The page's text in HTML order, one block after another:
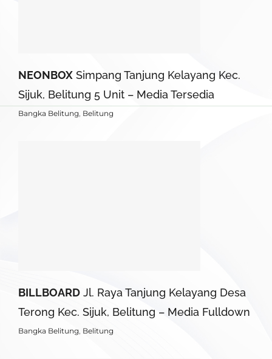
NEONBOX Simpang Tanjung Kelayang Kec.
Sijuk, Belitung 5 Unit – Media Tersedia
Bangka Belitung Belitung
BILLBOARD Jl. Raya Tanjung Kelayang Desa
Terong Kec. Sijuk, Belitung – Media Fulldown
Bangka Belitung Belitung